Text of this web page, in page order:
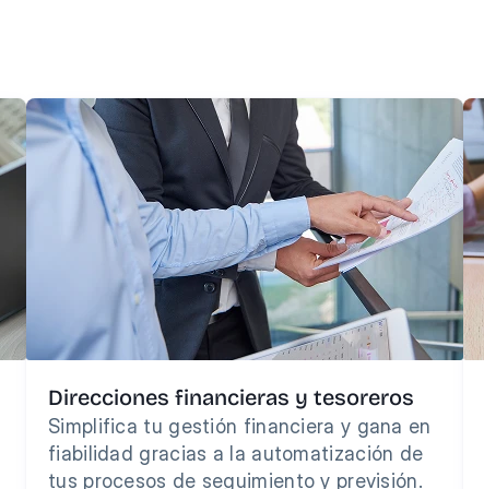
Direcciones financieras y tesoreros
Simplifica tu gestión financiera y gana en
fiabilidad gracias a la automatización de
tus procesos de seguimiento y previsión.